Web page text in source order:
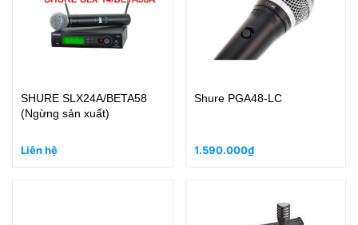
SHURE SLX24A/BETA58
(Ngừng sản xuất)
Liên hệ
Shure PGA48-LC
1.590.000₫